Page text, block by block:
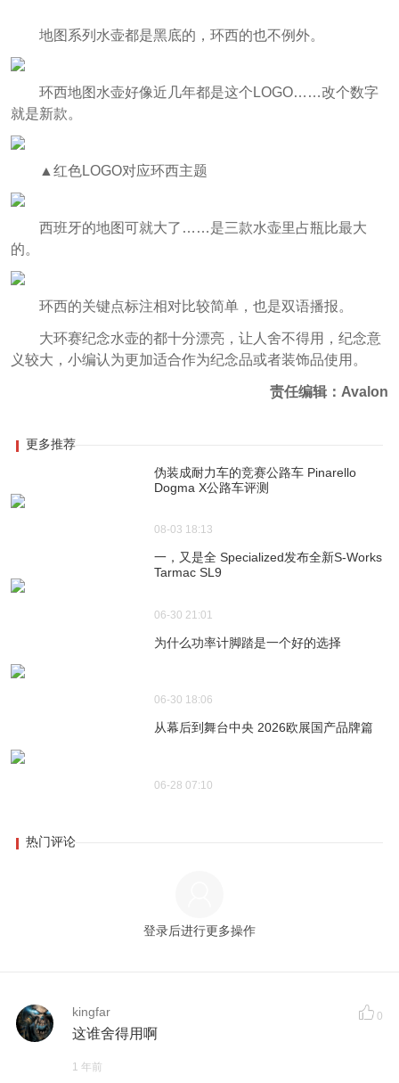
地图系列水壶都是黑底的，环西的也不例外。
环西地图水壶好像近几年都是这个LOGO……改个数字
就是新款。
▲红色LOGO对应环西主题
西班牙的地图可就大了……是三款水壶里占瓶比最大
的。
环西的关键点标注相对比较简单，也是双语播报。
大环赛纪念水壶的都十分漂亮，让人舍不得用，纪念意
义较大，小编认为更加适合作为纪念品或者装饰品使用。
责任编辑：Avalon
更多推荐
伪装成耐力车的竞赛公路车 Pinarello
Dogma X公路车评测
08-03 18:13
一，又是全 Specialized发布全新S-Works
Tarmac SL9
06-30 21:01
为什么功率计脚踏是一个好的选择
06-30 18:06
从幕后到舞台中央 2026欧展国产品牌篇
06-28 07:10
热门评论
登录后进行更多操作
kingfar 0
这谁舍得用啊
1 年前